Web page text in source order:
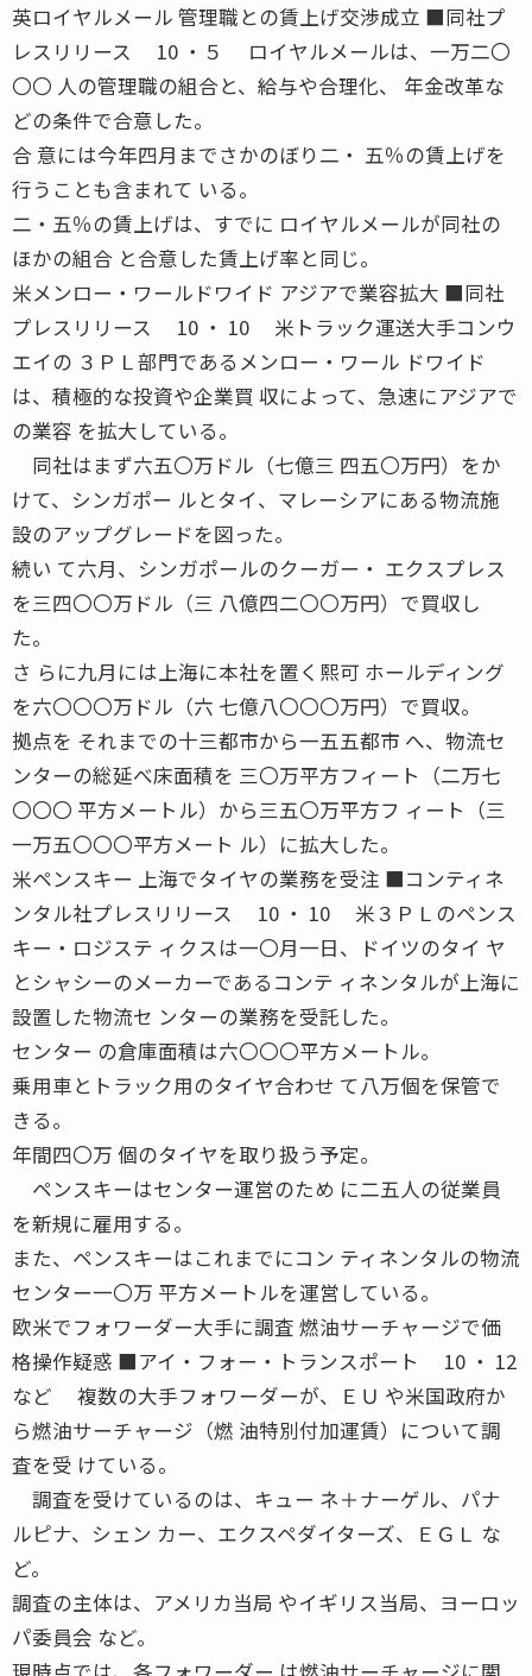
英ロイヤルメール 管理職との賃上げ交渉成立 ■同社プ
レスリリース 10 ・５ ロイヤルメールは、一万二〇
〇〇 人の管理職の組合と、給与や合理化、 年金改革な
どの条件で合意した。
合 意には今年四月までさかのぼり二・ 五％の賃上げを
行うことも含まれて いる。
二・五％の賃上げは、すでに ロイヤルメールが同社の
ほかの組合 と合意した賃上げ率と同じ。
米メンロー・ワールドワイド アジアで業容拡大 ■同社
プレスリリース 10 ・ 10 米トラック運送大手コンウ
エイの ３ＰＬ部門であるメンロー・ワール ドワイド
は、積極的な投資や企業買 収によって、急速にアジアで
の業容 を拡大している。
同社はまず六五〇万ドル（七億三 四五〇万円）をか
けて、シンガポー ルとタイ、マレーシアにある物流施
設のアップグレードを図った。
続い て六月、シンガポールのクーガー・ エクスプレス
を三四〇〇万ドル（三 八億四二〇〇万円）で買収し
た。
さ らに九月には上海に本社を置く熙可 ホールディング
を六〇〇〇万ドル（六 七億八〇〇〇万円）で買収。
拠点を それまでの十三都市から一五五都市 へ、物流セ
ンターの総延べ床面積を 三〇万平方フィート（二万七
〇〇〇 平方メートル）から三五〇万平方フ ィート（三
一万五〇〇〇平方メート ル）に拡大した。
米ペンスキー 上海でタイヤの業務を受注 ■コンティネ
ンタル社プレスリリース 10 ・ 10 米３ＰＬのペンス
キー・ロジステ ィクスは一〇月一日、ドイツのタイ ヤ
とシャシーのメーカーであるコンテ ィネンタルが上海に
設置した物流セ ンターの業務を受託した。
センター の倉庫面積は六〇〇〇平方メートル。
乗用車とトラック用のタイヤ合わせ て八万個を保管で
きる。
年間四〇万 個のタイヤを取り扱う予定。
ペンスキーはセンター運営のため に二五人の従業員
を新規に雇用する。
また、ペンスキーはこれまでにコン ティネンタルの物流
センター一〇万 平方メートルを運営している。
欧米でフォワーダー大手に調査 燃油サーチャージで価
格操作疑惑 ■アイ・フォー・トランスポート 10 ・ 12
など 複数の大手フォワーダーが、ＥＵ や米国政府か
ら燃油サーチャージ（燃 油特別付加運賃）について調
査を受 けている。
調査を受けているのは、キュー ネ＋ナーゲル、パナ
ルピナ、シェン カー、エクスペダイターズ、ＥＧＬ な
ど。
調査の主体は、アメリカ当局 やイギリス当局、ヨーロッ
パ委員会 など。